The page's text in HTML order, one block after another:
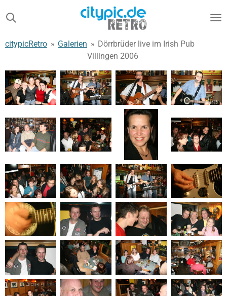
Zum
Hauptinhalt
citypicRetro » Galerien » Dörrbrüder live im Irish Pub
Villingen 2006